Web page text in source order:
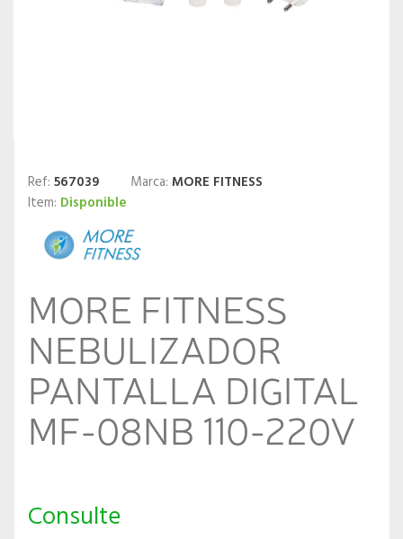
Ref: 567039 Marca: MORE FITNESS
Item: Disponible
MORE FITNESS
NEBULIZADOR
PANTALLA DIGITAL
MF-08NB 110-220V
Consulte